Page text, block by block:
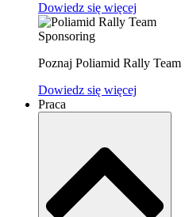
Dowiedz się więcej
Sponsoring
Poznaj Poliamid Rally Team
Dowiedz się więcej
Praca